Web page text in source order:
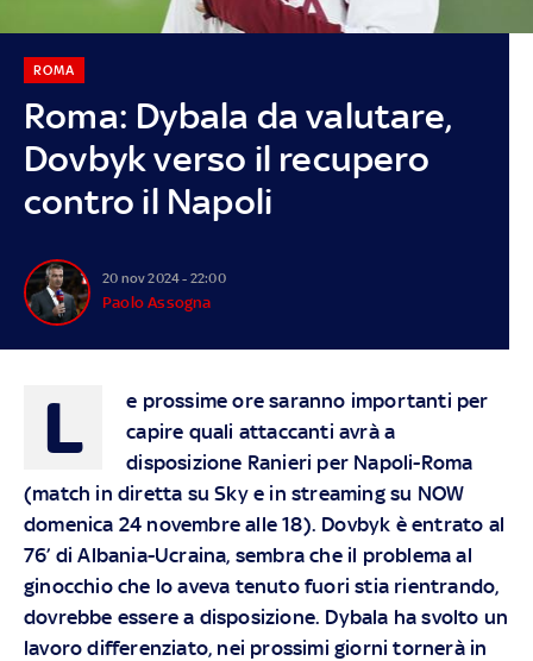
Roma: Dybala da valutare,
Dovbyk verso il recupero
contro il Napoli
ROMA
20 nov 2024 - 22:00
Paolo Assogna
L
e prossime ore saranno importanti per
capire quali attaccanti avrà a
disposizione Ranieri per Napoli-Roma
(match in diretta suSkye in streaming su NOW
domenica 24 novembre alle 18). Dovbyk è entrato al
76’ di Albania-Ucraina, sembra che il problema al
ginocchio che lo aveva tenuto fuori stia rientrando,
dovrebbe essere a disposizione. Dybala ha svolto un
lavoro differenziato, nei prossimi giorni tornerà in